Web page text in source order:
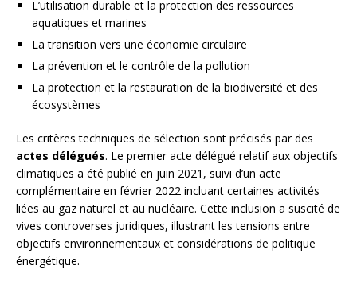
L’utilisation durable et la protection des ressources
aquatiques et marines
La transition vers une économie circulaire
La prévention et le contrôle de la pollution
La protection et la restauration de la biodiversité et des
écosystèmes
Les critères techniques de sélection sont précisés par des
actes délégués. Le premier acte délégué relatif aux objectifs
climatiques a été publié en juin 2021, suivi d’un acte
complémentaire en février 2022 incluant certaines activités
liées au gaz naturel et au nucléaire. Cette inclusion a suscité de
vives controverses juridiques, illustrant les tensions entre
objectifs environnementaux et considérations de politique
énergétique.